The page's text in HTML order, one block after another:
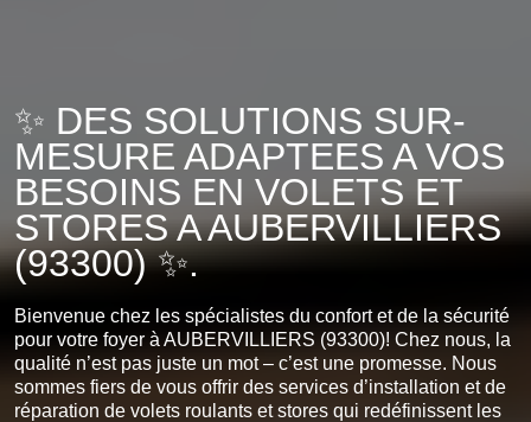
✨ DES SOLUTIONS SUR-
MESURE ADAPTEES A VOS
BESOINS EN VOLETS ET
STORES A AUBERVILLIERS
(93300) ✨.
Bienvenue chez les spécialistes du confort et de la sécurité
pour votre foyer à AUBERVILLIERS (93300)! Chez nous, la
qualité n’est pas juste un mot – c’est une promesse. Nous
sommes fiers de vous offrir des services d’installation et de
réparation de volets roulants et stores qui redéfinissent les